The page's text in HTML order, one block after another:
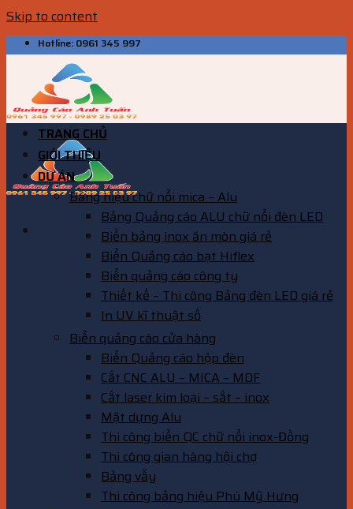
Skip to content
Hotline: 0961 345 997
TRANG CHỦ
GIỚI THIỆU
DỰ ÁN
Bảng hiệu chữ nổi mica – Alu
Bảng Quảng cáo ALU chữ nổi đèn LED
Biển bảng inox ăn mòn giá rẻ
Biển Quảng cáo bạt Hiflex
Biển quảng cáo công ty
Thiết kế – Thi công Bảng đèn LED giá rẻ
In UV kĩ thuật số
Biển quảng cáo cửa hàng
Biển Quảng cáo hộp đèn
Cắt CNC ALU – MICA – MDF
Cắt laser kim loại – sắt – inox
Mặt dựng Alu
Thi công biển QC chữ nổi inox-Đồng
Thi công gian hàng hội chợ
Bảng vẫy
Thi công bảng hiệu Phú Mỹ Hưng